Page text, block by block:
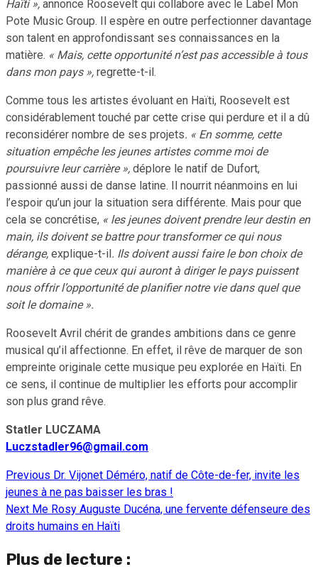
Haïti », annonce Roosevelt qui collabore avec le Label Mon
Pote Music Group. Il espère en outre perfectionner davantage
son talent en approfondissant ses connaissances en la
matière. « Mais, cette opportunité n’est pas accessible à tous
dans mon pays », regrette-t-il.
Comme tous les artistes évoluant en Haïti, Roosevelt est
considérablement touché par cette crise qui perdure et il a dû
reconsidérer nombre de ses projets. « En somme, cette
situation empêche les jeunes artistes comme moi de
poursuivre leur carrière », déplore le natif de Dufort,
passionné aussi de danse latine. Il nourrit néanmoins en lui
l’espoir qu’un jour la situation sera différente. Mais pour que
cela se concrétise, « les jeunes doivent prendre leur destin en
main, ils doivent se battre pour transformer ce qui nous
dérange, explique-t-il. Ils doivent aussi faire le bon choix de
manière à ce que ceux qui auront à diriger le pays puissent
nous offrir l’opportunité de planifier notre vie dans quel que
soit le domaine ».
Roosevelt Avril chérit de grandes ambitions dans ce genre
musical qu’il affectionne. En effet, il rêve de marquer de son
empreinte originale cette musique peu explorée en Haïti. En
ce sens, il continue de multiplier les efforts pour accomplir
son plus grand rêve.
Statler LUCZAMA
Luczstadler96@gmail.com
Continue
Reading
Previous Dr. Vijonet Déméro, natif de Côte-de-fer, invite les
jeunes à ne pas baisser les bras !
Next Me Rosy Auguste Ducéna, une fervente défenseure des
droits humains en Haïti
Plus de lecture :